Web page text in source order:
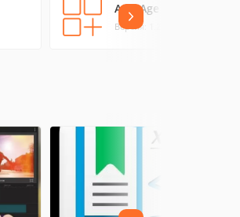
AccuAge
Версия: 1.2.0.0